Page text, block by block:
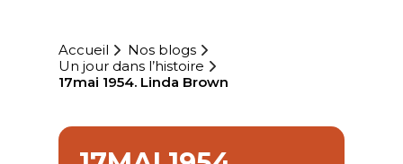
Accueil
Nos blogs
Un jour dans l’histoire
17mai 1954. Linda Brown